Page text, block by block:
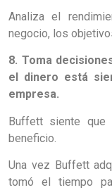
Analiza el
negocio, los
8. Toma
el dinero está
empresa.
Buffett siente que
beneficio.
Una vez Buffett
tomó el tiempo